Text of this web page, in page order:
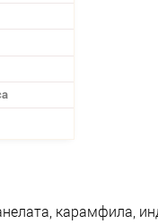
карамфила,